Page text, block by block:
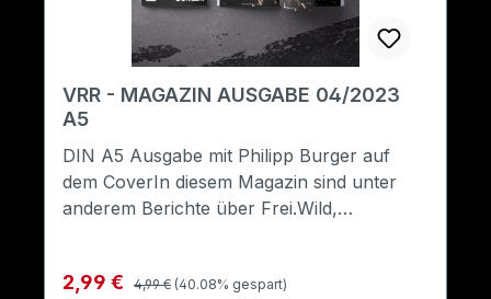
VRR - MAGAZIN AUSGABE 04/2023
A5
DIN A5 Ausgabe mit Philipp Burger auf
dem CoverIn diesem Magazin sind unter
anderem Berichte über Frei.Wild,
Ochmoneks, Stunde Null, G.O.N.D.,
Verkaufspreis:
2,99 € Regulärer Preis:
4,99 € (40.08% gespart)